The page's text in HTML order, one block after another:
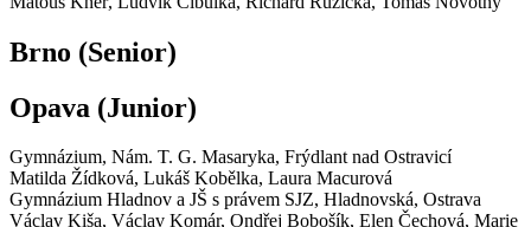
Brno (Senior)
Opava (Junior)
Gymnázium, Nám. T. G. Masaryka, Frýdlant nad Ostravicí
Matilda Žídková, Lukáš Kobělka, Laura Macurová
Gymnázium Hladnov a JŠ s právem SJZ, Hladnovská, Ostrava
Václav Kiša, Václav Komár, Ondřej Bobošík, Elen Čechová, Marie